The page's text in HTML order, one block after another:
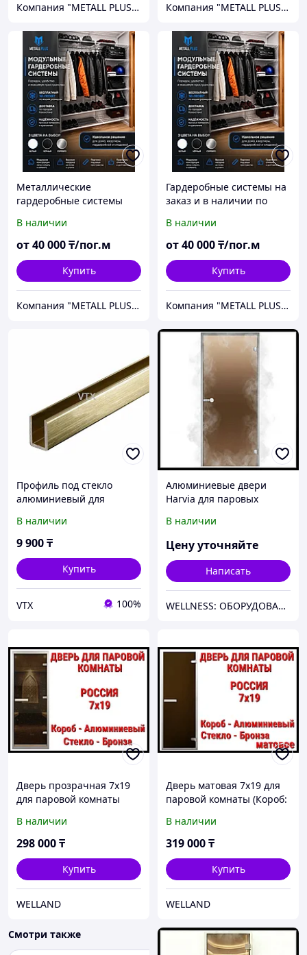
Компания "METALL PLUS" - металлические стеллажи, шкафы и гардеробные системы! Компания "METALL PLUS" - металлические стеллажи, шкафы и гардеробные системы!
Металлические
гардеробные системы
каждом доме
В наличии
от40 000₸/пог.м
Купить
Компания "METALL PLUS" - металлические стеллажи, шкафы и гардеробные системы!
Гардеробные системы на
заказ и в наличии по
доставка по Казахстану
В наличии
от40 000₸/пог.м
Купить
Компания "METALL PLUS" - металлические стеллажи, шкафы и гардеробные системы!
Профиль под стекло
алюминиевый для
дверях | 3386-F длина
3000 мм | Бронзовая
В наличии
9 900₸
Купить
VTX 100%
Алюминиевые двери
Harvia для паровых
В наличии
Цену уточняйте
Написать
WELLNESS: ОБОРУДОВАНИЕ, МАТЕРИАЛЫ И СНАБЖЕНИЕ ДЛЯ БАССЕЙНОВ, САУН, БАНЬ, ХАМАМОВ И ПАРОВЫХ КОМНАТ
Дверь прозрачная 7x19
для паровой комнаты
Размер: 69x189 см, Стекло
- Бронза, С порогом)
В наличии
298 000₸
Купить
WELLAND
Дверь матовая 7x19 для
паровой комнаты (Короб:
69x189 см, Cтекло -
матовое, C
В наличии
319 000₸
Купить
WELLAND
Смотри также